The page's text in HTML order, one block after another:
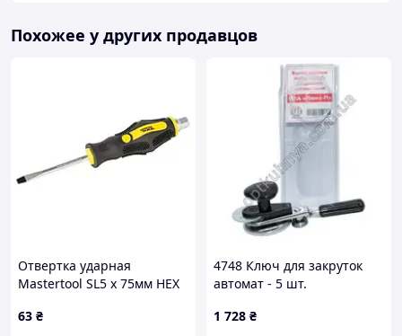
Похожее у других продавцов
Отвертка ударная
Mastertool SL5 x 75мм HEX
63 ₴
4748 Ключ для закруток
автомат - 5 шт.
1 728 ₴